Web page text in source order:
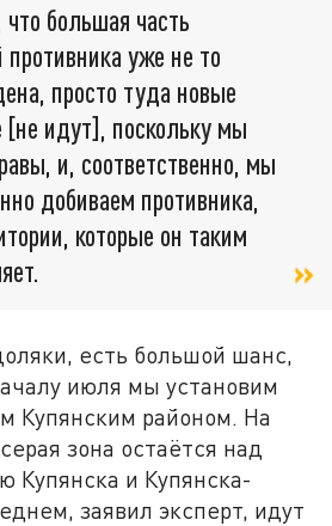
большая часть
уже не то
просто туда новые
[не идут], поскольку мы
и, соответственно, мы
добиваем противника,
которые он таким
есть большой шанс,
июля мы установим
Купянским районом. На
зона остаётся над
Купянска и Купянска-
заявил эксперт, идут